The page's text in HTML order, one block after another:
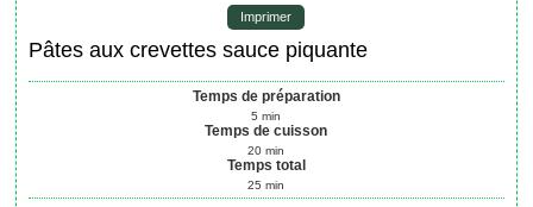
Imprimer
Pâtes aux crevettes sauce piquante
Temps de préparation
5 min
Temps de cuisson
20 min
Temps total
25 min